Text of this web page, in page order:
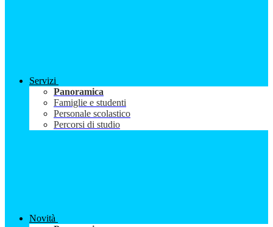
Servizi
Panoramica
Famiglie e studenti
Personale scolastico
Percorsi di studio
Novità